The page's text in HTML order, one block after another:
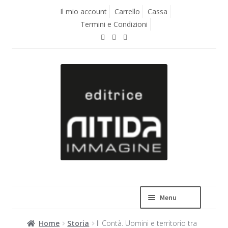
Il mio account Carrello
Cassa
Termini e Condizioni
Menu
La casa editrice
Home Storia
Il Contà. Uomini e territorio tra